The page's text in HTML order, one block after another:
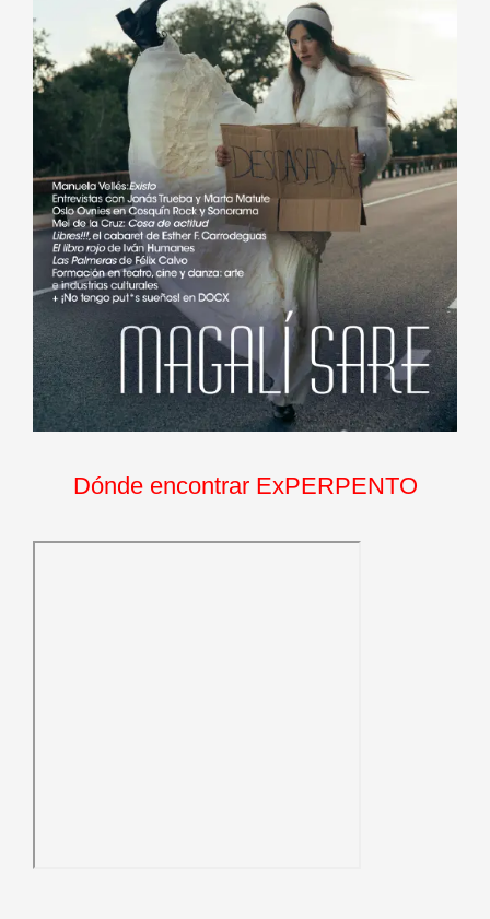
Dónde encontrar ExPERPENTO